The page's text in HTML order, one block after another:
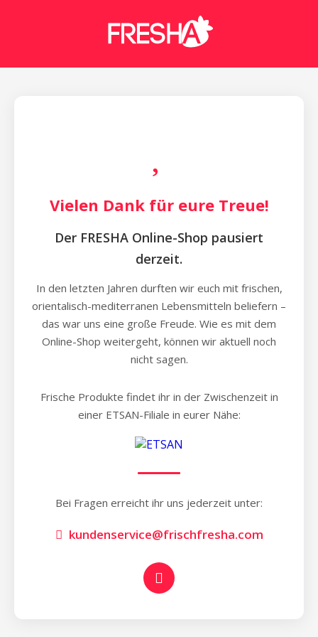
Vielen Dank für eure Treue!
Der FRESHA Online-Shop pausiert
derzeit.
In den letzten Jahren durften wir euch mit frischen,
orientalisch-mediterranen Lebensmitteln beliefern –
das war uns eine große Freude. Wie es mit dem
Online-Shop weitergeht, können wir aktuell noch
nicht sagen.
Frische Produkte findet ihr in der Zwischenzeit in
einer ETSAN-Filiale in eurer Nähe:
Bei Fragen erreicht ihr uns jederzeit unter:
kundenservice@frischfresha.com